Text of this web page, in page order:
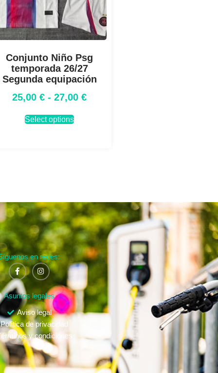
Conjunto Niño Psg
temporada 26/27
Segunda equipación
25,00 € - 27,00 €
Select options
en redes:
Asuntos legales
Aviso legal
Política de privacidad
y condiciones